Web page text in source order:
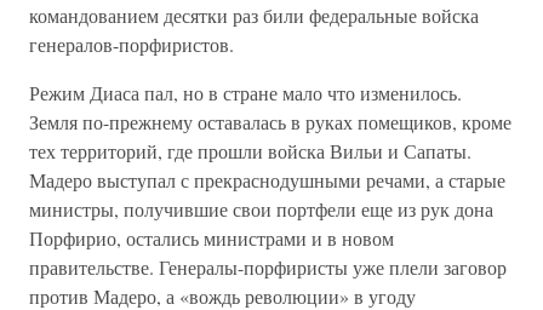
командованием десятки раз били федеральные войска
генералов-порфиристов.
Режим Диаса пал, но в стране мало что изменилось.
Земля по-прежнему оставалась в руках помещиков, кроме
тех территорий, где прошли войска Вильи и Сапаты.
Мадеро выступал с прекраснодушными речами, а старые
министры, получившие свои портфели еще из рук дона
Порфирио, остались министрами и в новом
правительстве. Генералы-порфиристы уже плели заговор
против Мадеро, а «вождь революции» в угоду